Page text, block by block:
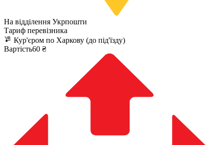
На відділення Укрпошти
Тариф перевізника
Кур'єром по Харкову (до під'їзду)
Вартість60 ₴